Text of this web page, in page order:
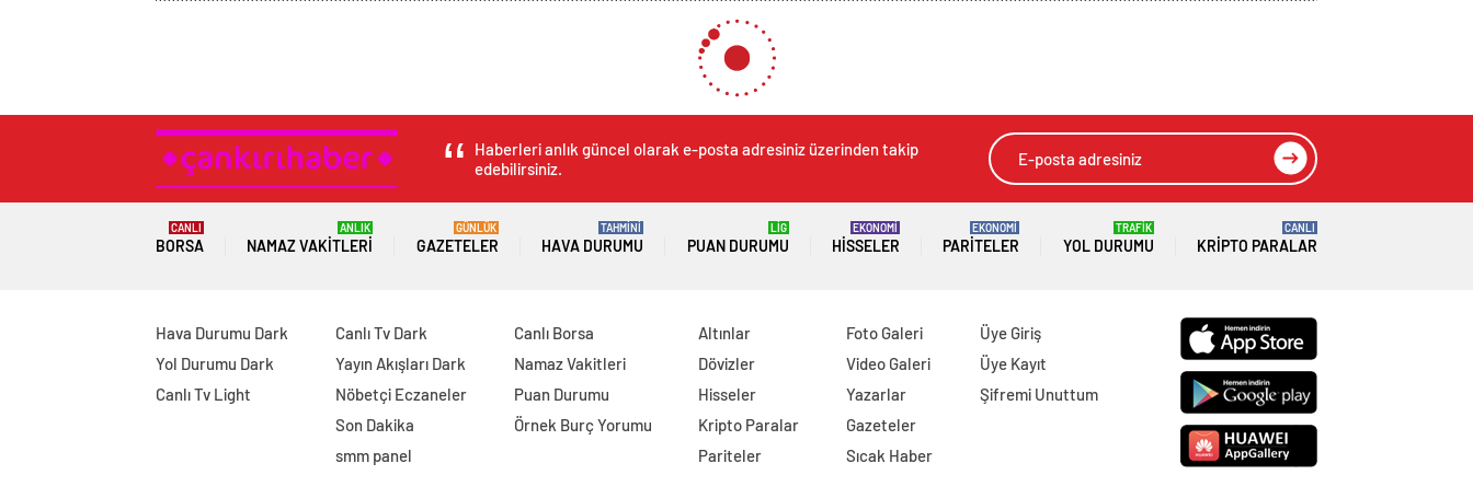
Haberleri anlık güncel olarak e-posta adresiniz üzerinden takip
edebilirsiniz.
BORSA
CANLI
NAMAZ VAKITLERI
ANLIK
GAZETELER
GÜNLÜK
HAVA DURUMU
TAHMİNİ
PUAN DURUMU
LİG
HISSELER
EKONOMİ
PARITELER
EKONOMİ
YOL DURUMU
TRAFİK
KRIPTO PARALAR
CANLI
Hava Durumu Dark
Yol Durumu Dark
Canlı Tv Light
Canlı Tv Dark
Yayın Akışları Dark
Nöbetçi Eczaneler
Son Dakika
smm panel
Canlı Borsa
Namaz Vakitleri
Puan Durumu
Örnek Burç Yorumu
Altınlar
Dövizler
Hisseler
Kripto Paralar
Pariteler
Foto Galeri
Video Galeri
Yazarlar
Gazeteler
Sıcak Haber
Üye Giriş
Üye Kayıt
Şifremi Unuttum